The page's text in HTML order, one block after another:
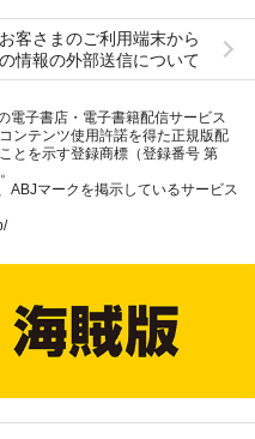
お客さまのご利用端末から
の情報の外部送信について
電子書店・電子書籍配信サービス
ンテンツ使用許諾を得た正規版配
とを示す登録商標（登録番号 第
ABJマークを掲示しているサービス